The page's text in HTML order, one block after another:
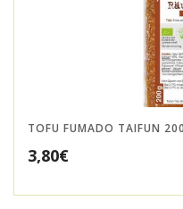
TOFU FUMADO TAIFUN
3,80€